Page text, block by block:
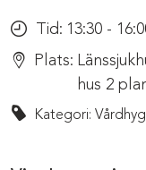
Tid: 13:30 -
Plats:
hus 2
Kategori: